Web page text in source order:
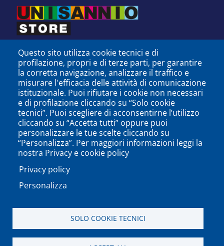
SEGUICI SU
PODCAST
Questo sito utilizza cookie tecnici e di
profilazione, propri e di terze parti, per garantire
la corretta navigazione, analizzare il traffico e
misurare l'efficacia delle attività di comunicazione
istituzionale. Puoi rifiutare i cookie non necessari
e di profilazione cliccando su “Solo cookie
tecnici”. Puoi scegliere di acconsentirne l’utilizzo
cliccando su “Accetta tutti” oppure puoi
personalizzare le tue scelte cliccando su
“Personalizza”. Per maggiori informazioni leggi la
nostra Privacy e cookie policy
Privacy policy
Personalizza
SOLO COOKIE TECNICI